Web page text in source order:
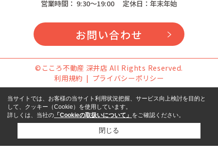
営業時間： 9:30～19:00 定休日：年末年始
お問い合わせ
©こころ不動産 深井店 All Rights Reserved.
利用規約
プライバシーポリシー
当サイトでは、お客様の当サイト利用状況把握、サービス向上検討を目的と
して、クッキー（Cookie）を使用しています。
詳しくは、当社の 「Cookieの取扱いについて」 をご確認ください。
閉じる